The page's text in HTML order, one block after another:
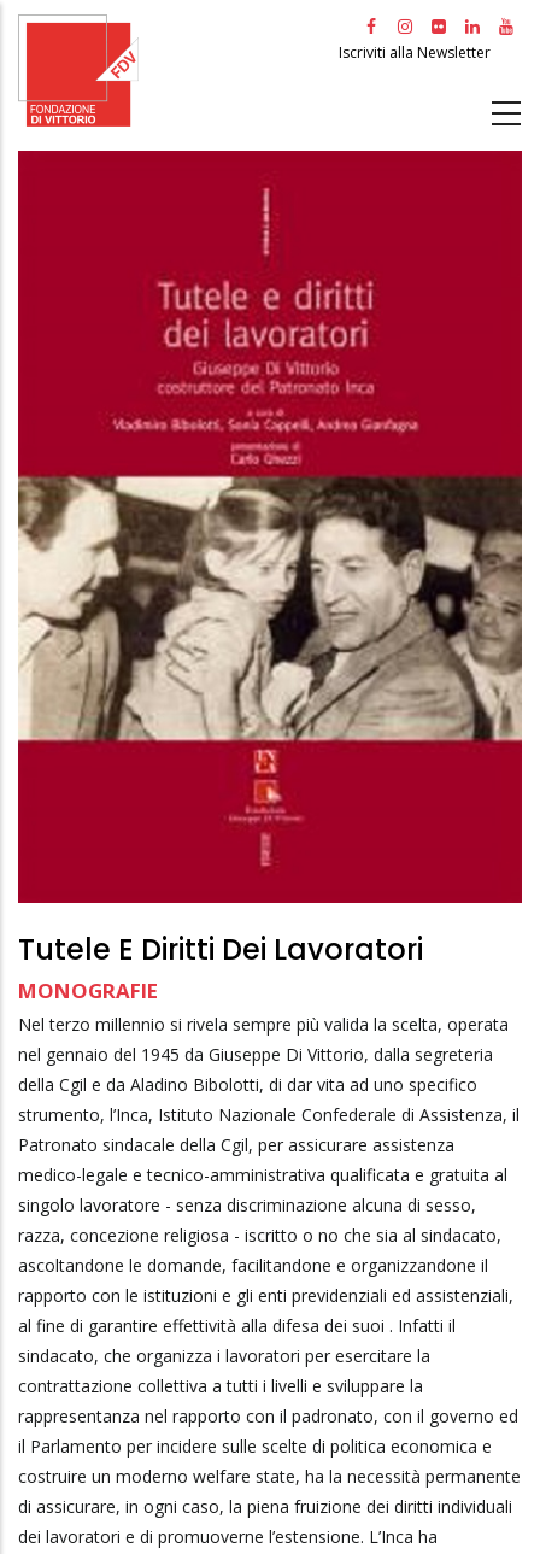
Salta
principale
Iscriviti alla Newsletter
Tutele E Diritti Dei Lavoratori
MONOGRAFIE
Nel terzo millennio si rivela sempre più valida la scelta, operata
nel gennaio del 1945 da Giuseppe Di Vittorio, dalla segreteria
della Cgil e da Aladino Bibolotti, di dar vita ad uno specifico
strumento, l’Inca, Istituto Nazionale Confederale di Assistenza, il
Patronato sindacale della Cgil, per assicurare assistenza
medico-legale e tecnico-amministrativa qualificata e gratuita al
singolo lavoratore - senza discriminazione alcuna di sesso,
razza, concezione religiosa - iscritto o no che sia al sindacato,
ascoltandone le domande, facilitandone e organizzandone il
rapporto con le istituzioni e gli enti previdenziali ed assistenziali,
al fine di garantire effettività alla difesa dei suoi . Infatti il
sindacato, che organizza i lavoratori per esercitare la
contrattazione collettiva a tutti i livelli e sviluppare la
rappresentanza nel rapporto con il padronato, con il governo ed
il Parlamento per incidere sulle scelte di politica economica e
costruire un moderno welfare state, ha la necessità permanente
di assicurare, in ogni caso, la piena fruizione dei diritti individuali
dei lavoratori e di promuoverne l’estensione. L’Inca ha